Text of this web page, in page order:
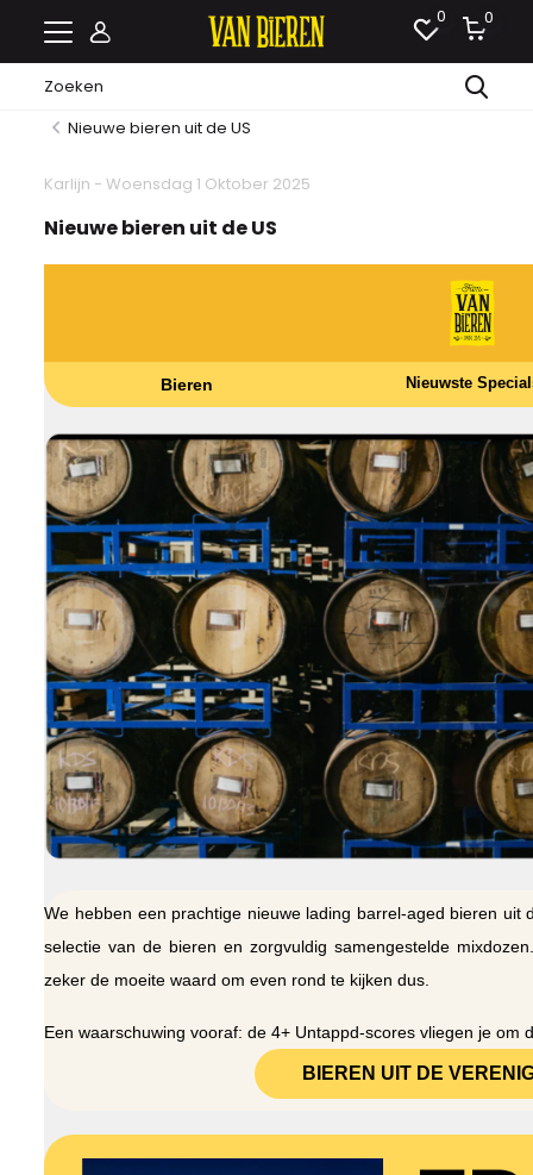
0 0
Nieuwe bieren uit de US
Karlijn - Woensdag 1 Oktober 2025
Nieuwe bieren uit de US
Bieren Nieuwste
We hebben een prachtige nieuwe lading barrel-aged bieren
selectie van de bieren en zorgvuldig samengestelde
zeker de moeite waard om even rond te kijken dus.
Een waarschuwing vooraf: de 4+ Untappd-scores vliegen je om
BIEREN UIT DE